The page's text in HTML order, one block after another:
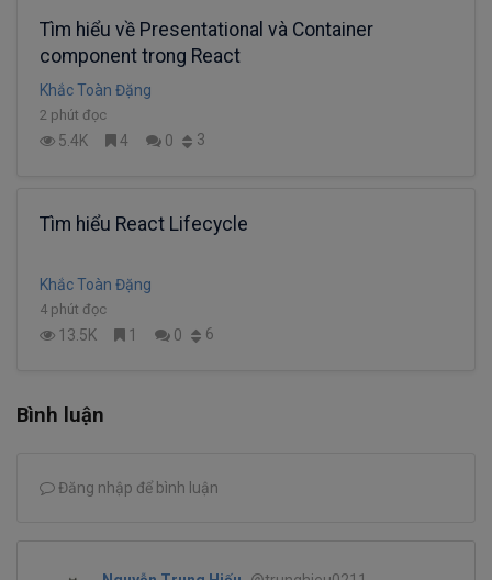
Tìm hiểu về Presentational và Container
component trong React
Khắc Toàn Đặng
2 phút đọc
5.4K 4 0 3
Tìm hiểu React Lifecycle
Khắc Toàn Đặng
4 phút đọc
13.5K 1 0 6
Bình luận
Đăng nhập để bình luận